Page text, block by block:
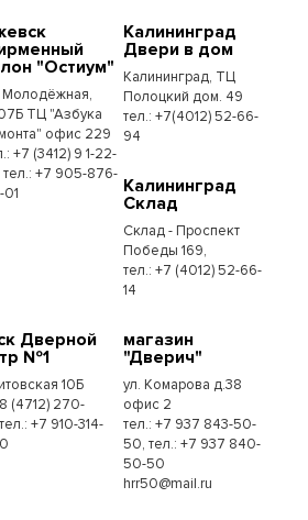
"Остиум"
Молодёжная,
ТЦ "Азбука
офис 229
+7 (3412) 9 1-22-
+7 905-876-
Калининград
Двери в дом
Калининград, ТЦ
Полоцкий дом. 49
тел.: +7(4012) 52-66-
94
Калининград
Склад
Склад - Проспект
Победы 169,
тел.:​ +7 (4012) 52-66-
14
Дверной
№1
10Б
(4712) 270-
+7 910-314-
магазин
"Дверич"
ул. Комарова д.38
офис 2
тел.: +7 937 843-50-
50, тел.: +7 937 840-
50-50
hrr50@mail.ru